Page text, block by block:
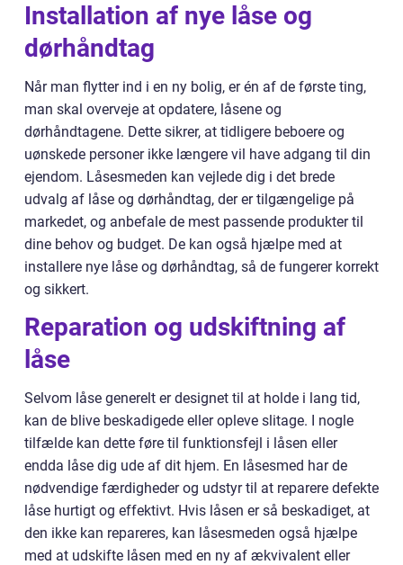
Installation af nye låse og
dørhåndtag
Når man flytter ind i en ny bolig, er én af de første ting,
man skal overveje at opdatere, låsene og
dørhåndtagene. Dette sikrer, at tidligere beboere og
uønskede personer ikke længere vil have adgang til din
ejendom. Låsesmeden kan vejlede dig i det brede
udvalg af låse og dørhåndtag, der er tilgængelige på
markedet, og anbefale de mest passende produkter til
dine behov og budget. De kan også hjælpe med at
installere nye låse og dørhåndtag, så de fungerer korrekt
og sikkert.
Reparation og udskiftning af
låse
Selvom låse generelt er designet til at holde i lang tid,
kan de blive beskadigede eller opleve slitage. I nogle
tilfælde kan dette føre til funktionsfejl i låsen eller
endda låse dig ude af dit hjem. En låsesmed har de
nødvendige færdigheder og udstyr til at reparere defekte
låse hurtigt og effektivt. Hvis låsen er så beskadiget, at
den ikke kan repareres, kan låsesmeden også hjælpe
med at udskifte låsen med en ny af ækvivalent eller